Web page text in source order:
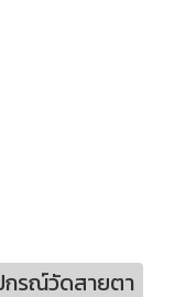
รณ์วัดสายตา